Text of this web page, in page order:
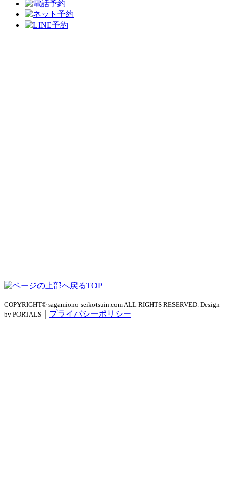
TOP
COPYRIGHT© sagamiono-seikotsuin.com ALL RIGHTS RESERVED. Design
by PORTALS
プライバシーポリシー